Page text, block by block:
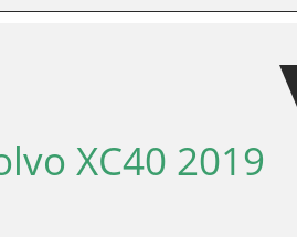
XC40 2019